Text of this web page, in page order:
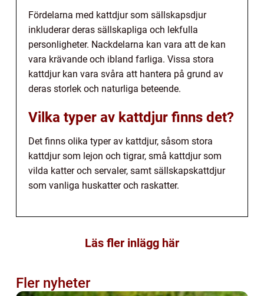
Fördelarna med kattdjur som sällskapsdjur
inkluderar deras sällskapliga och lekfulla
personligheter. Nackdelarna kan vara att de kan
vara krävande och ibland farliga. Vissa stora
kattdjur kan vara svåra att hantera på grund av
deras storlek och naturliga beteende.
Vilka typer av kattdjur finns det?
Det finns olika typer av kattdjur, såsom stora
kattdjur som lejon och tigrar, små kattdjur som
vilda katter och servaler, samt sällskapskattdjur
som vanliga huskatter och raskatter.
Läs fler inlägg här
Fler nyheter